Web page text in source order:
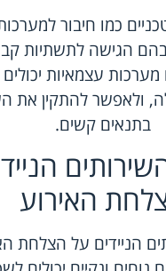
כמו חיבור
הגישה לתשתיות
מערכות עצמאיות
ולאפשר להתקין את
בתנאים קשים.
האירוע
הניידים על הצלחת